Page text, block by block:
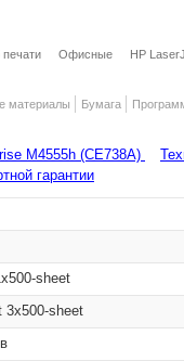
материалы Бумага
Офисные HP
M4555h (CE738A)
гарантии
sheet
3x500-sheet